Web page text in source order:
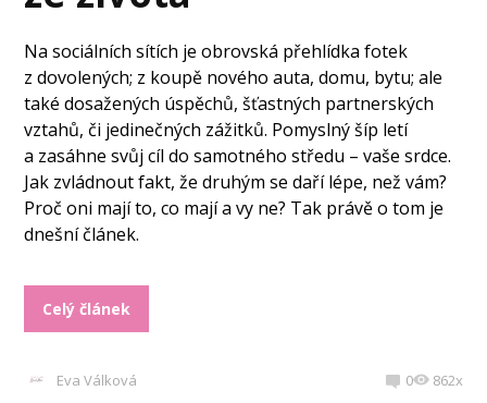
Na sociálních sítích je obrovská přehlídka fotek
z dovolených; z koupě nového auta, domu, bytu; ale
také dosažených úspěchů, šťastných partnerských
vztahů, či jedinečných zážitků. Pomyslný šíp letí
a zasáhne svůj cíl do samotného středu – vaše srdce.
Jak zvládnout fakt, že druhým se daří lépe, než vám?
Proč oni mají to, co mají a vy ne? Tak právě o tom je
dnešní článek.
Celý článek
Eva Válková 0 862x